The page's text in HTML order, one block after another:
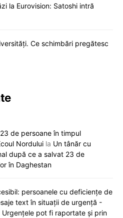
la Eurovision: Satoshi intră
Ce schimbări pregătesc
de persoane în timpul
Nordului la Un tânăr cu
după ce a salvat 23 de
în Daghestan
persoanele cu deficiențe de
text în situații de urgență -
Urgențele pot fi raportate și prin